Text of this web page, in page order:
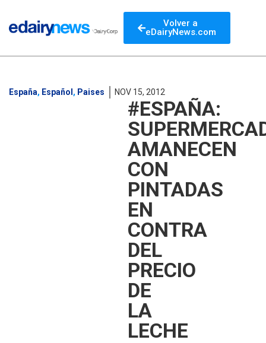
Volver a
eDairyNews.com
España, Español , Paises NOV 15, 2012
#ESPAÑA:
AMANECEN
CON
PINTADAS
EN
CONTRA
DEL
PRECIO
DE
LA
LECHE